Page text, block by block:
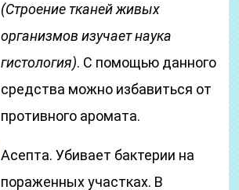
(Строение тканей живых
организмов изучает наука
гистология). С помощью данного
средства можно избавиться от
противного аромата.
Асепта. Убивает бактерии на
пораженных участках. В